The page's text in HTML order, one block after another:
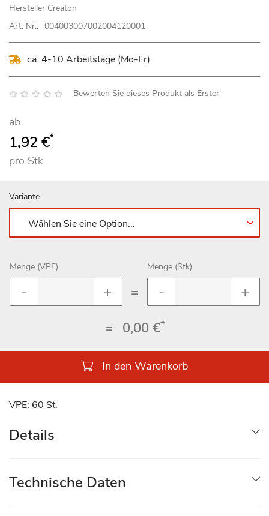
springen
Hersteller Creaton
Art. Nr.: 004003007002004120001
ca. 4-10 Arbeitstage (Mo-Fr)
Bewertung: Bewerten Sie dieses Produkt als Erster
ab
1,92 €*
pro Stk
Variante
Menge (VPE)
=
Menge (Stk)
= 0,00 €*
In den Warenkorb
VPE: 60 St.
Details
Technische Daten